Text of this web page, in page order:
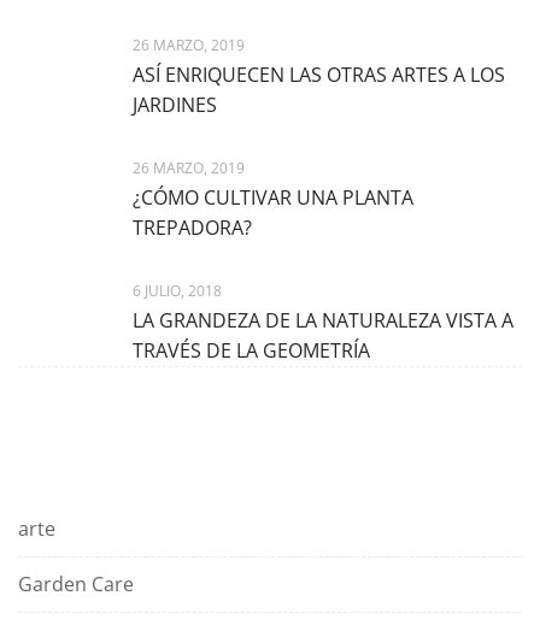
26 MARZO, 2019
ASÍ ENRIQUECEN LAS OTRAS ARTES A LOS
JARDINES
26 MARZO, 2019
¿CÓMO CULTIVAR UNA PLANTA
TREPADORA?
6 JULIO, 2018
LA GRANDEZA DE LA NATURALEZA VISTA A
TRAVÉS DE LA GEOMETRÍA
arte
Garden Care